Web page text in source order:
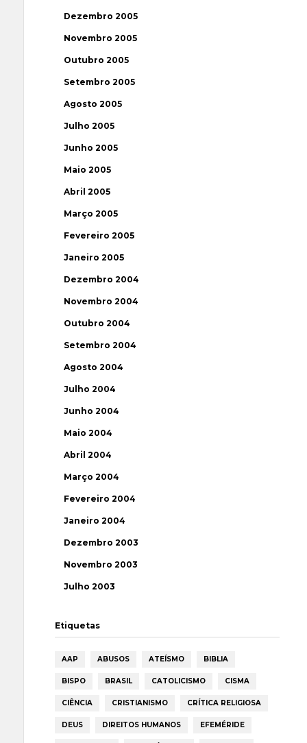
Dezembro 2005
Novembro 2005
Outubro 2005
Setembro 2005
Agosto 2005
Julho 2005
Junho 2005
Maio 2005
Abril 2005
Março 2005
Fevereiro 2005
Janeiro 2005
Dezembro 2004
Novembro 2004
Outubro 2004
Setembro 2004
Agosto 2004
Julho 2004
Junho 2004
Maio 2004
Abril 2004
Março 2004
Fevereiro 2004
Janeiro 2004
Dezembro 2003
Novembro 2003
Julho 2003
Etiquetas
AAP ABUSOS ATEÍSMO BIBLIA
BISPO BRASIL CATOLICISMO CISMA
CIÊNCIA CRISTIANISMO CRÍTICA RELIGIOSA
DEUS DIREITOS HUMANOS EFEMÉRIDE